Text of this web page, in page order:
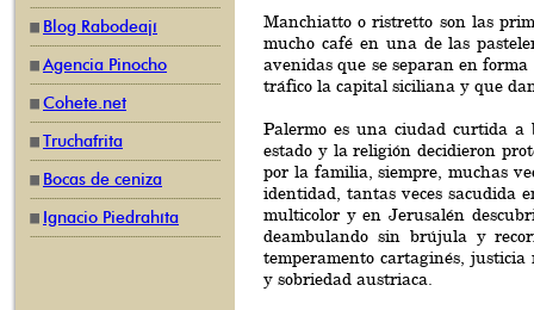
Blog Rabodeají
Agencia Pinocho
Cohete.net
Truchafrita
Bocas de ceniza
Ignacio Piedrahíta
Manchiatto o ristretto son las
mucho café en una de las
avenidas que se separan en
tráfico la capital siciliana y que
Palermo es una ciudad curtida a
estado y la religión decidieron
por la familia, siempre, muchas
identidad, tantas veces sacudida
multicolor y en Jerusalén
deambulando sin brújula y
temperamento cartaginés,
y sobriedad austriaca.